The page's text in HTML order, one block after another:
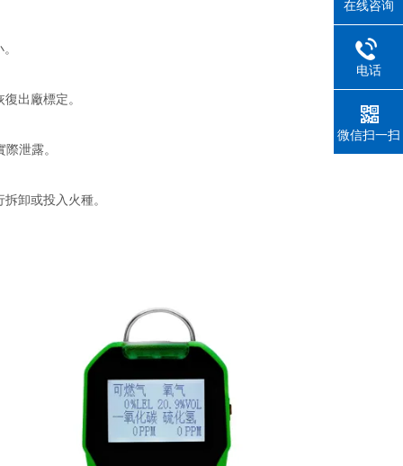
出廠標定。
泄露。
卸或投入火種。
在线咨询
电话
微信扫一扫